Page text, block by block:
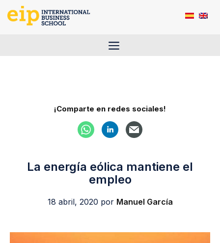
Saltar
Menú
¡Comparte en redes sociales!
La energía eólica mantiene el
empleo
18 abril, 2020 por Manuel García